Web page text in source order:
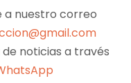
nuestro correo
noticias a través